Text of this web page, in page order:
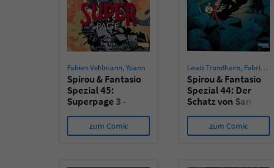
Fabien Vehlmann,Yoann
Spirou & Fantasio
Spezial 45:
Superpage 3 -
Strategiezum Comic
Lewis Trondheim, Fabrice Tarrin
Spirou & Fantasio
Spezial 44: Der
Schatz von San
zum Comic